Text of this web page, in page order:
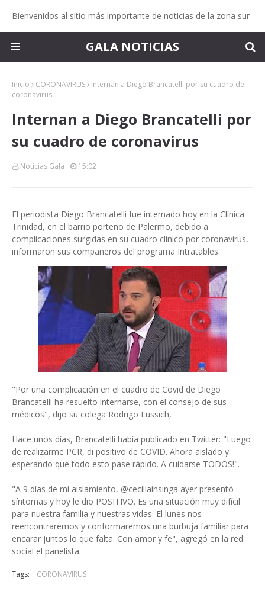
Bienvenidos al sitio más importante de noticias de la zona sur
GALA NOTICIAS
Inicio CORONAVIRUS
Internan a Diego Brancatelli por su cuadro de
coronavirus
Internan a Diego Brancatelli por
su cuadro de coronavirus
Noticias Gala 15:02
El periodista Diego Brancatelli fue internado hoy en la Clínica
Trinidad, en el barrio porteño de Palermo, debido a
complicaciones surgidas en su cuadro clínico por coronavirus,
informaron sus compañeros del programa Intratables.
"Por una complicación en el cuadro de Covid de Diego
Brancatelli ha resuelto internarse, con el consejo de sus
médicos", dijo su colega Rodrigo Lussich,
Hace unos días, Brancatelli había publicado en Twitter: "Luego
de realizarme PCR, di positivo de COVID. Ahora aislado y
esperando que todo esto pase rápido. A cuidarse TODOS!".
"A 9 días de mi aislamiento, @ceciliainsinga ayer presentó
síntomas y hoy le dio POSITIVO. Es una situación muy difícil
para nuestra familia y nuestras vidas. El lunes nos
reencontraremos y conformaremos una burbuja familiar para
encarar juntos lo que falta. Con amor y fe", agregó en la red
social el panelista.
Tags: CORONAVIRUS